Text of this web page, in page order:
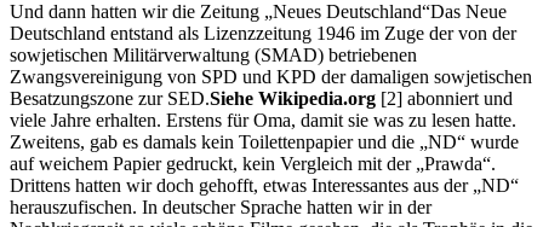
Und dann hatten wir die Zeitung
Neues Deutschland Das Neue
Deutschland entstand als Lizenzzeitung 1946 im Zuge der von der
sowjetischen Militärverwaltung (SMAD) betriebenen
Zwangsvereinigung von SPD und KPD der damaligen sowjetischen
Besatzungszone zur SED.Siehe Wikipedia.org [2] abonniert und
viele Jahre erhalten. Erstens für Oma, damit sie was zu lesen hatte.
Zweitens, gab es damals kein Toilettenpapier und die
ND
wurde
auf weichem Papier gedruckt, kein Vergleich mit der Prawda .
Drittens hatten wir doch gehofft, etwas Interessantes aus der ND
herauszufischen. In deutscher Sprache hatten wir in der